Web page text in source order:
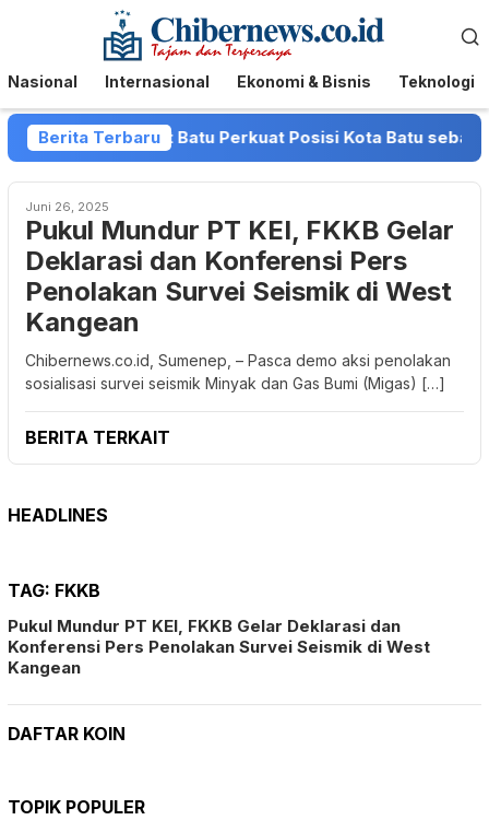
Menu
Mobile
Nasional Internasional Ekonomi & Bisnis Teknologi
Berita Terbaru
dan Pemkot Batu Perkuat Posisi Kota Batu sebagai
Juni 26, 2025
Pukul Mundur PT KEI, FKKB Gelar
Deklarasi dan Konferensi Pers
Penolakan Survei Seismik di West
Kangean
Chibernews.co.id, Sumenep, – Pasca demo aksi penolakan
sosialisasi survei seismik Minyak dan Gas Bumi (Migas) […]
BERITA TERKAIT
HEADLINES
TAG: FKKB
Pukul Mundur PT KEI, FKKB Gelar Deklarasi dan
Konferensi Pers Penolakan Survei Seismik di West
Kangean
DAFTAR KOIN
TOPIK POPULER